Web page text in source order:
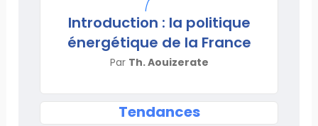
Introduction : la politique
énergétique de la France
Par Th. Aouizerate
Tendances